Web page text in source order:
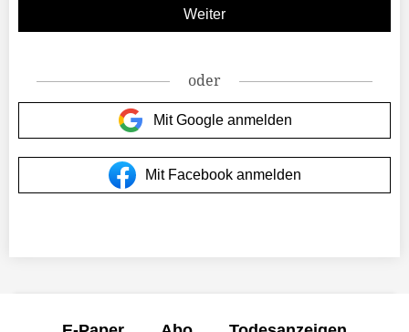
oder
Mit Google anmelden
Mit Facebook anmelden